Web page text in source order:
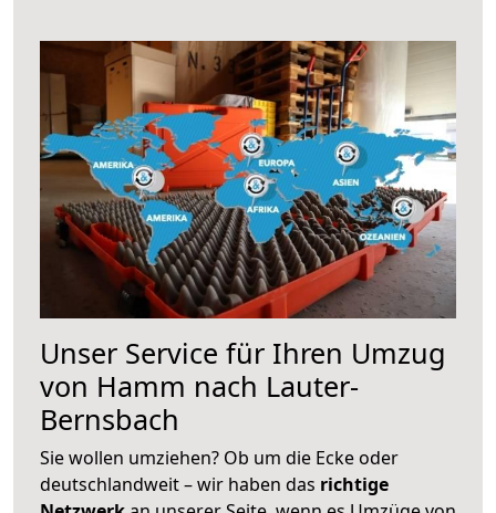
Unser Service für Ihren Umzug
von Hamm nach Lauter-
Bernsbach
Sie wollen umziehen? Ob um die Ecke oder
deutschlandweit – wir haben das richtige